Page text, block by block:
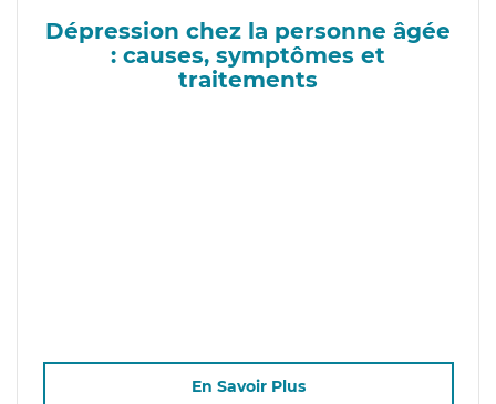
Dépression chez la personne âgée
: causes, symptômes et
traitements
En Savoir Plus